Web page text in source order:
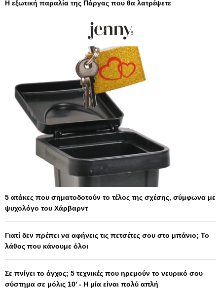
Η εξωτική παραλία της Πάργας που θα λατρέψετε
5 ατάκες που σηματοδοτούν το τέλος της σχέσης, σύμφωνα με
ψυχολόγο του Χάρβαρντ
Γιατί δεν πρέπει να αφήνεις τις πετσέτες σου στο μπάνιο; Το
λάθος που κάνουμε όλοι
Σε πνίγει το άγχος; 5 τεχνικές που ηρεμούν το νευρικό σου
σύστημα σε μόλις 10' - Η μία είναι πολύ απλή